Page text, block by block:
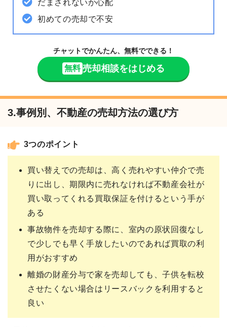
だまされないか心配
初めての売却で不安
チャットでかんたん、無料でできる！
無料 売却相談をはじめる
3.事例別、不動産の売却方法の選び方
3つのポイント
買い替えでの売却は、高く売れやすい仲介で売
りに出し、期限内に売れなければ不動産会社が
買い取ってくれる買取保証を付けるという手が
ある
事故物件を売却する際に、室内の原状回復なし
で少しでも早く手放したいのであれば買取の利
用がおすすめ
離婚の財産分与で家を売却しても、子供を転校
させたくない場合はリースバックを利用すると
良い